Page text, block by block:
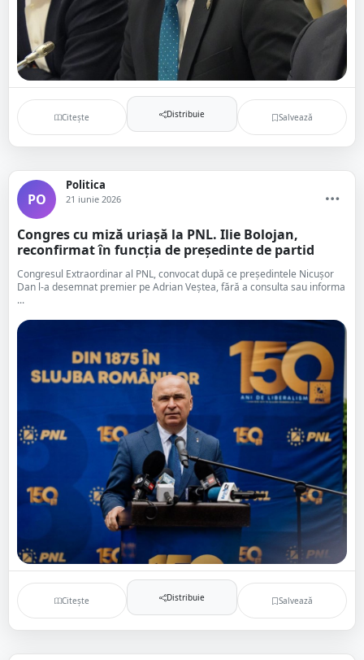
Citește Distribuie Salvează
PO
Politica
21 iunie 2026
Congres cu miză uriașă la PNL. Ilie Bolojan,
reconfirmat în funcția de președinte de partid
Congresul Extraordinar al PNL, convocat după ce preşedintele Nicuşor
Dan l-a desemnat premier pe Adrian Veştea, fără a consulta sau informa
...
Citește Distribuie Salvează